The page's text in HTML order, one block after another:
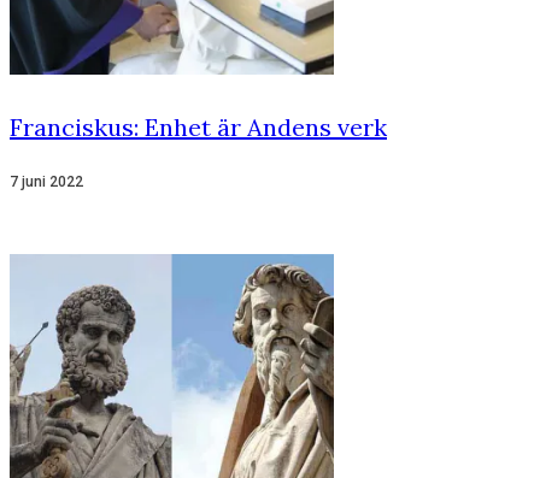
Franciskus: Enhet är Andens verk
7 juni 2022